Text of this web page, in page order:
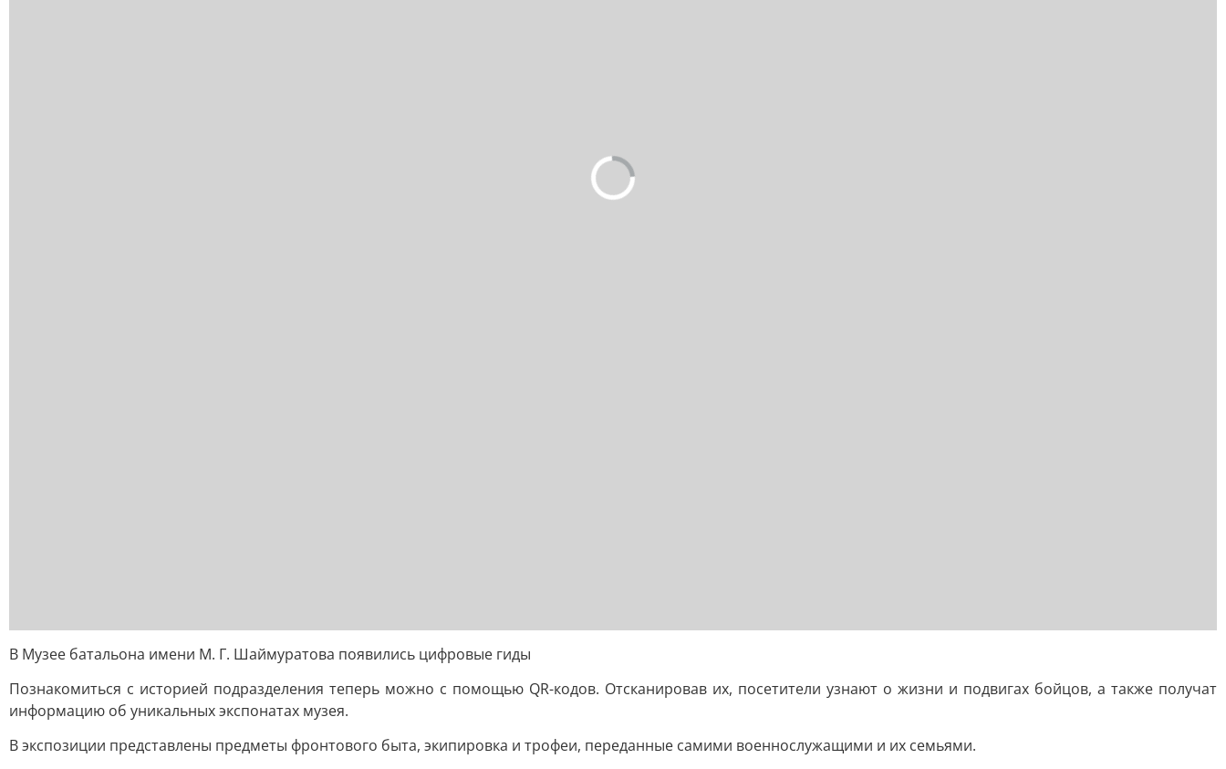
В Музее батальона имени М. Г. Шаймуратова появились цифровые гиды
Познакомиться с историей подразделения теперь можно с помощью QR-кодов. Отсканировав их, посетители узнают о жизни и подвигах бойцов, а также получат
информацию об уникальных экспонатах музея.
В экспозиции представлены предметы фронтового быта, экипировка и трофеи, переданные самими военнослужащими и их семьями.